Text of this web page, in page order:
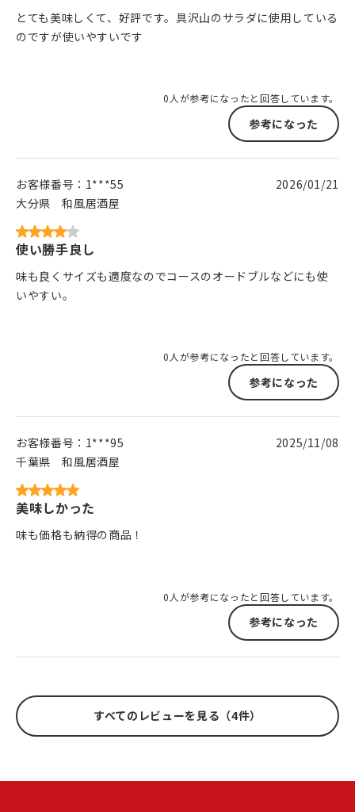
とても美味しくて、好評です。具沢山のサラダに使用している
のですが使いやすいです
0人が参考になったと回答しています。
参考になった
お客様番号： 1***55
大分県
和風居酒屋
2026/01/21
使い勝手良し
味も良くサイズも適度なのでコースのオードブルなどにも使
いやすい。
0人が参考になったと回答しています。
参考になった
お客様番号： 1***95
千葉県
和風居酒屋
2025/11/08
美味しかった
味も価格も納得の商品！
0人が参考になったと回答しています。
参考になった
すべてのレビューを見る（4件）